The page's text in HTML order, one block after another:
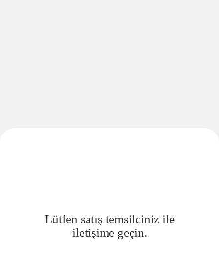
Lütfen satış temsilciniz ile
iletişime geçin.